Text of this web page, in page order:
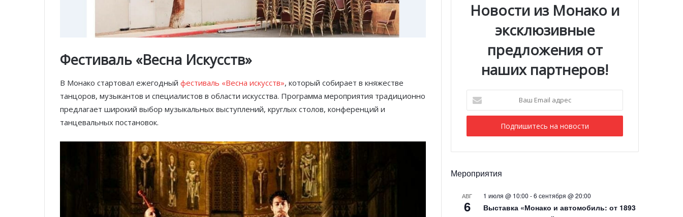
Фестиваль «Весна Искусств»
В Монако стартовал ежегодный фестиваль «Весна искусств», который собирает в княжестве
танцоров, музыкантов и специалистов в области искусства. Программа мероприятия традиционно
предлагает широкий выбор музыкальных выступлений, круглых столов, конференций и
танцевальных постановок.
Новости из Монако и
эксклюзивные
предложения от
наших партнеров!
Email
адрес
Мероприятия
АВГ
6
1 июля @ 10:00 -6 сентября @ 20:00
Выставка «Монако и автомобиль: от 1893